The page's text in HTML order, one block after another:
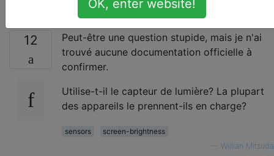
12
Peut-être une question stupide, mais je n'ai
trouvé aucune documentation officielle à
confirmer.
Utilise-t-il le capteur de lumière? La plupart
des appareils le prennent-ils en charge?
sensors
screen-brightness
Willian Mitsuda
OK, enter website!